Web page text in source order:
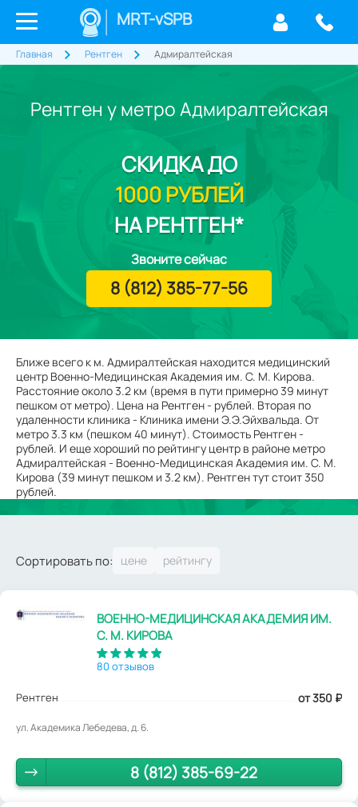
MRT-vSPB
Главная Рентген Адмиралтейская
Рентген у метро Адмиралтейская
Ближе всего к м. Адмиралтейская находится медицинский
центр Военно-Медицинская Академия им. С. М. Кирова.
Расстояние около 3.2 км (время в пути примерно 39 минут
пешком от метро). Цена на Рентген - рублей. Вторая по
удаленности клиника - Клиника имени Э.Э.Эйхвальда. От
метро 3.3 км (пешком 40 минут). Стоимость Рентген -
рублей. И еще хороший по рейтингу центр в районе метро
Адмиралтейская - Военно-Медицинская Академия им. С. М.
Кирова (39 минут пешком и 3.2 км). Рентген тут стоит 350
рублей.
СКИДКАДО
1000 РУБЛЕЙ
НА РЕНТГЕН*
Звоните сейчас
8 (812) 385-77-56
Сортировать по:
ВОЕННО-МЕДИЦИНСКАЯ АКАДЕМИЯ ИМ.
С. М. КИРОВА
80 отзывов
Рентген от 350 ₽
ул. Академика Лебедева, д. 6.
8 (812) 385-69-22